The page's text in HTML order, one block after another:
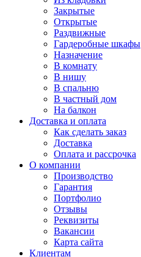
Закрытые
Открытые
Раздвижные
Гардеробные шкафы
Назначение
В комнату
В нишу
В спальню
В частный дом
На балкон
Доставка и оплата
Как сделать заказ
Доставка
Оплата и рассрочка
О компании
Производство
Гарантия
Портфолио
Отзывы
Реквизиты
Вакансии
Карта сайта
Клиентам